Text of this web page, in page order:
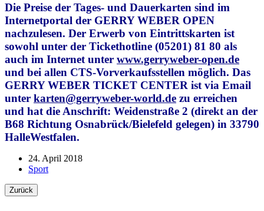
Die Preise der Tages- und Dauerkarten sind im
Internetportal der GERRY WEBER OPEN
nachzulesen. Der Erwerb von Eintrittskarten ist
sowohl unter der Tickethotline (05201) 81 80 als
auch im Internet unter www.gerryweber-open.de
und bei allen CTS-Vorverkaufsstellen möglich. Das
GERRY WEBER TICKET CENTER ist via Email
unter karten@gerryweber-world.de zu erreichen
und hat die Anschrift: Weidenstraße 2 (direkt an der
B68 Richtung Osnabrück/Bielefeld gelegen) in 33790
HalleWestfalen.
24. April 2018
Sport